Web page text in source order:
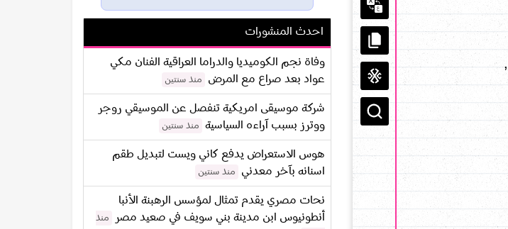
احدث المنشورات
وفاة نجم الكوميديا والدراما العراقية الفنان مكي
عواد بعد صراع مع المرض
منذ سنتين
شركة موسيقى امريكية تنفصل عن الموسيقي روجر
ووترز بسبب آراءه السياسية
منذ سنتين
هوس الاستعراض يدفع كاني ويست لتبديل طقم
اسنانه بآخر معدني
منذ سنتين
نحات مصري يقدم تمثال لمؤسس الرهبنة الأنبا
أنطونيوس ابن مدينة بني سويف في صعيد مصر
منذ